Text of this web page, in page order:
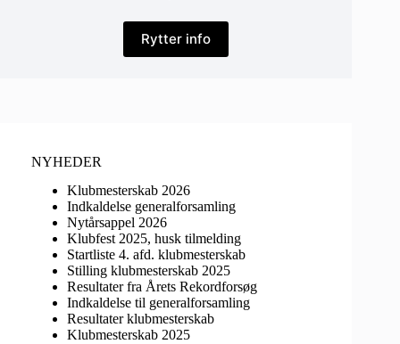
Rytter info
NYHEDER
Klubmesterskab 2026
Indkaldelse generalforsamling
Nytårsappel 2026
Klubfest 2025, husk tilmelding
Startliste 4. afd. klubmesterskab
Stilling klubmesterskab 2025
Resultater fra Årets Rekordforsøg
Indkaldelse til generalforsamling
Resultater klubmesterskab
Klubmesterskab 2025